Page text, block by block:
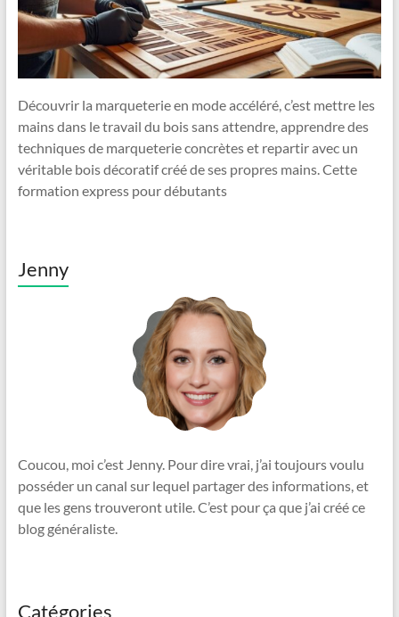
Découvrir la marqueterie en mode accéléré, c’est mettre les
mains dans le travail du bois sans attendre, apprendre des
techniques de marqueterie concrètes et repartir avec un
véritable bois décoratif créé de ses propres mains. Cette
formation express pour débutants
Jenny
Coucou, moi c’est Jenny. Pour dire vrai, j’ai toujours voulu
posséder un canal sur lequel partager des informations, et
que les gens trouveront utile. C’est pour ça que j’ai créé ce
blog généraliste.
Catégories